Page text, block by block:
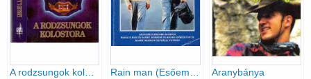
A rodzsungok kolostora Rain man (Esőember) Aranybánya